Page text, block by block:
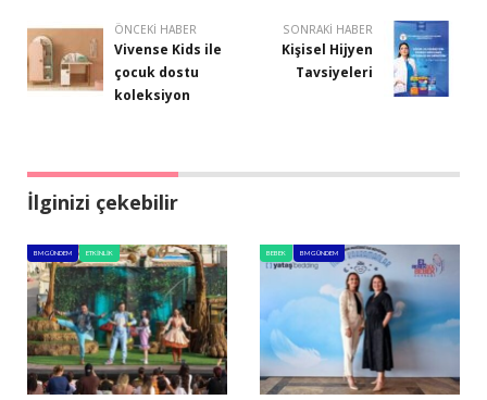
ÖNCEKI HABER
Vivense Kids ile
çocuk dostu
koleksiyon
SONRAKI HABER
Kişisel Hijyen
Tavsiyeleri
İlginizi çekebilir
BM GÜNDEM ETKINLIK BEBEK BM GÜNDEM